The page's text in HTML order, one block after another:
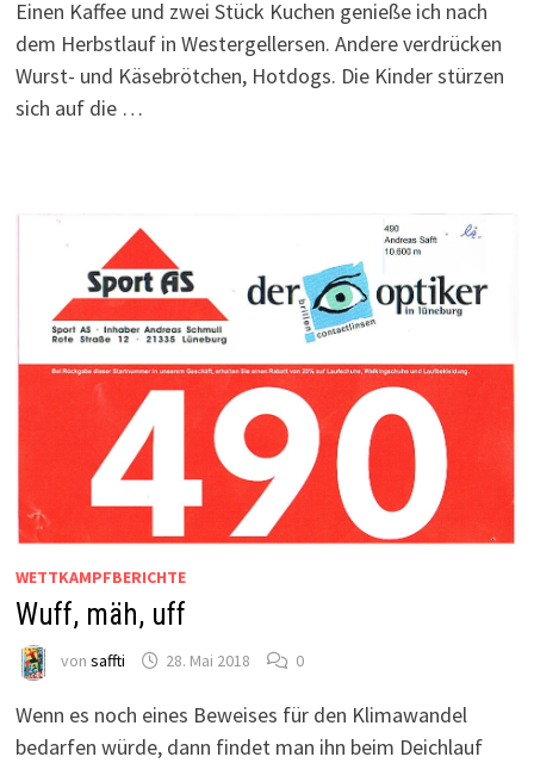
Einen Kaffee und zwei Stück Kuchen genieße ich nach
dem Herbstlauf in Westergellersen. Andere verdrücken
Wurst- und Käsebrötchen, Hotdogs. Die Kinder stürzen
sich auf die …
WETTKAMPFBERICHTE
Wuff, mäh, uff
von saffti 28. Mai 2018 0
Wenn es noch eines Beweises für den Klimawandel
bedarfen würde, dann findet man ihn beim Deichlauf